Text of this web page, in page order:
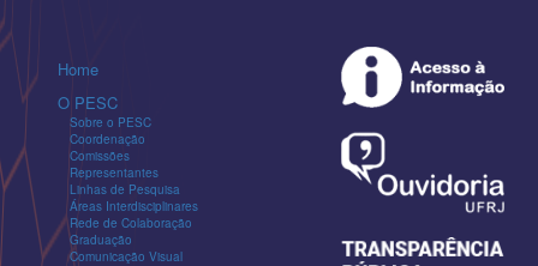
Home
O PESC
Sobre o PESC
Coordenação
Comissões
Representantes
Linhas de Pesquisa
Áreas Interdisciplinares
Rede de Colaboração
Graduação
Comunicação Visual